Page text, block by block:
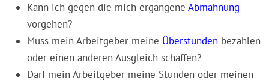
Kann ich gegen die mich ergangene Abmahnung
vorgehen?
Muss mein Arbeitgeber meine Überstunden bezahlen
oder einen anderen Ausgleich schaffen?
Darf mein Arbeitgeber meine Stunden oder meinen